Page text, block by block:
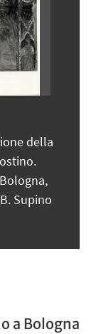
della
Supino
a Bologna